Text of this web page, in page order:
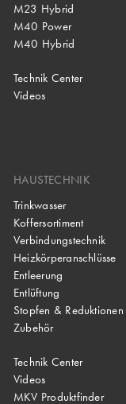
M23 Hybrid
M40 Power
M40 Hybrid
Technik Center
Videos
HAUSTECHNIK
Trinkwasser
Koffersortiment
Verbindungstechnik
Heizkörperanschlüsse
Entleerung
Entlüftung
Stopfen & Reduktionen
Zubehör
Technik Center
Videos
MKV Produktfinder